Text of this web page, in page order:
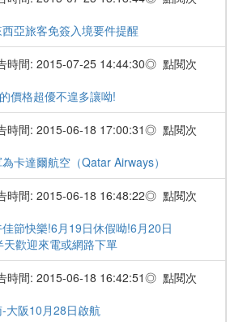
亞旅客免簽入境要件提醒
間: 2015-07-25 14:44:30◎ 點閱次
價格超優不遑多讓呦!
間: 2015-06-18 17:00:31◎ 點閱次
卡達爾航空（Qatar Airways）
間: 2015-06-18 16:48:22◎ 點閱次
節快樂!6月19日休假呦!6月20日
歡迎來電或網路下單
間: 2015-06-18 16:42:51◎ 點閱次
-大阪10月28日啟航